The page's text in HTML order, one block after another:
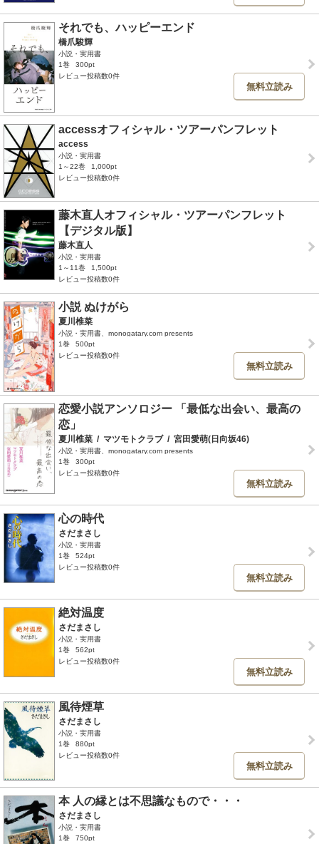
それでも、ハッピーエンド
橋爪駿輝
小説・実用書
1巻
300pt
レビュー投稿数0件
無料立読み
accessオフィシャル・ツアーパンフレット
access
小説・実用書
1～22巻
1,000pt
レビュー投稿数0件
藤木直人オフィシャル・ツアーパンフレット
【デジタル版】
藤木直人
小説・実用書
1～11巻
1,500pt
レビュー投稿数0件
小説 ぬけがら
夏川椎菜
小説・実用書、monogatary.com presents
1巻
500pt
レビュー投稿数0件
無料立読み
恋愛小説アンソロジー 「最低な出会い、最高の
恋」
夏川椎菜 / マツモトクラブ / 宮田愛萌(日向坂46)
小説・実用書、monogatary.com presents
1巻
300pt
レビュー投稿数0件
無料立読み
心の時代
さだまさし
小説・実用書
1巻
524pt
レビュー投稿数0件
無料立読み
絶対温度
さだまさし
小説・実用書
1巻
562pt
レビュー投稿数0件
無料立読み
風待煙草
さだまさし
小説・実用書
1巻
880pt
レビュー投稿数0件
無料立読み
本 人の縁とは不思議なもので・・・
さだまさし
小説・実用書
1巻
750pt